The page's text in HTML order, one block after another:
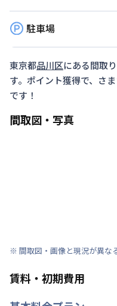
駐車場
東京都品川区にある間取り
す。ポイント獲得で、さ
です！
間取図・写真
※ 間取図・画像と現況が異な
賃料・初期費用